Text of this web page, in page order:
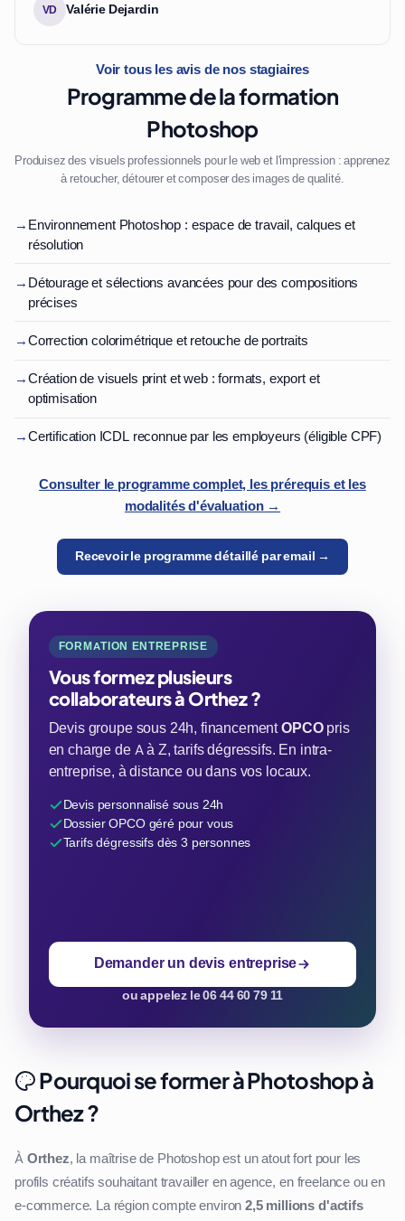
VD Valérie Dejardin
Voir tous les avis de nos stagiaires
Programme de la formation
Photoshop
Produisez des visuels professionnels pour le web et l'impression : apprenez
à retoucher, détourer et composer des images de qualité.
→ Environnement Photoshop : espace de travail, calques et
résolution
→ Détourage et sélections avancées pour des compositions
précises
→Correction colorimétrique et retouche de portraits
→Création de visuels print et web : formats, export et
optimisation
→Certification ICDL reconnue par les employeurs (éligible CPF)
Consulter le programme complet, les prérequis et les
modalités d'évaluation →
Recevoir le programme détaillé par email →
FORMATION ENTREPRISE
Vous formez plusieurs
collaborateurs à Orthez ?
Devis groupe sous 24h, financementOPCOpris
en charge de A à Z, tarifs dégressifs. En intra-
entreprise, à distance ou dans vos locaux.
Devis personnalisé sous 24h
Dossier OPCO géré pour vous
Tarifs dégressifs dès 3 personnes
Demander un devis entreprise
ou appelez le 06 44 60 79 11
Pourquoi se former à Photoshop à
Orthez ?
À Orthez, la maîtrise de Photoshop est un atout fort pour les
profils créatifs souhaitant travailler en agence, en freelance ou en
e-commerce. La région compte environ2,5 millions d'actifs